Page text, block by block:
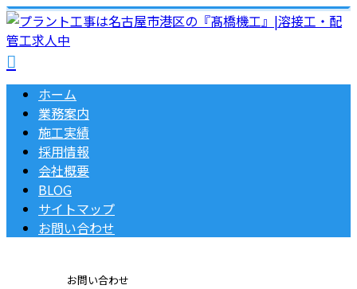
ホーム
業務案内
施工実績
採用情報
会社概要
BLOG
サイトマップ
お問い合わせ
お問い合わせ